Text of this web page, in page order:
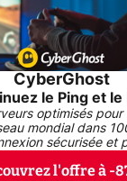
CyberGhost
le Ping et le
optimisés pour
mondial dans
sécurisée et
l'offre à -